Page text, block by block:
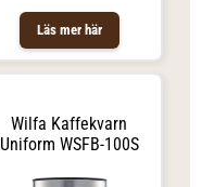
Läs mer här
Wilfa Kaffekvarn
Uniform WSFB-100S